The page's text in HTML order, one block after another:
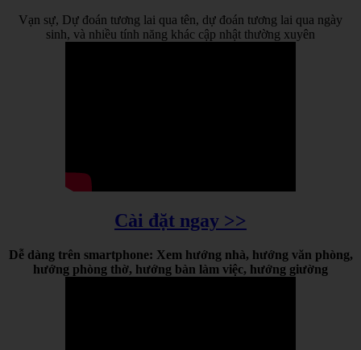
Vạn sự, Dự đoán tương lai qua tên, dự đoán tương lai qua ngày
sinh, và nhiều tính năng khác cập nhật thường xuyên
Cài đặt ngay >>
Dễ dàng trên smartphone: Xem hướng nhà, hướng văn phòng,
hướng phòng thờ, hướng bàn làm việc, hướng giường